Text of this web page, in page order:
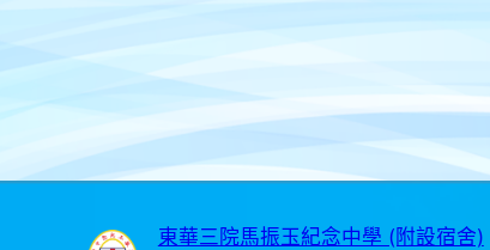
東華三院馬振玉紀念中學 (附設宿舍)